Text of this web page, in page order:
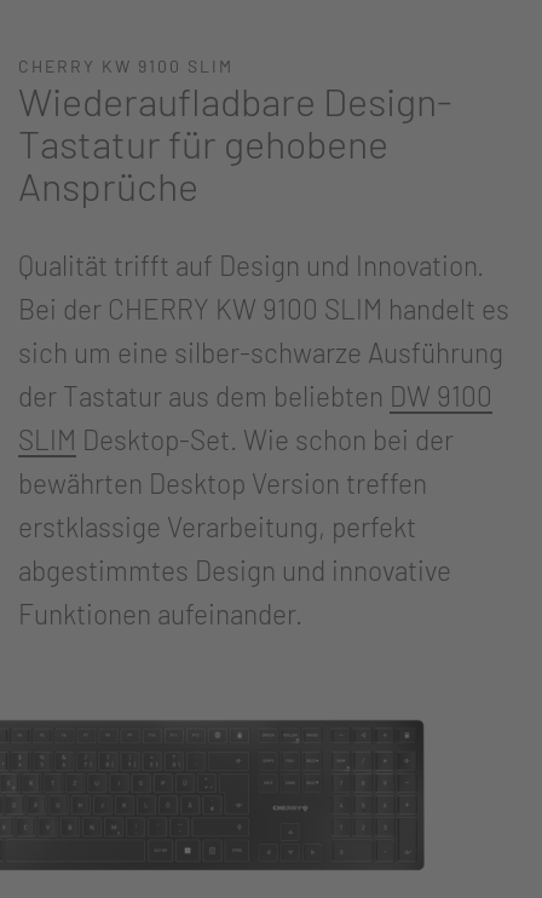
CHERRY KW 9100 SLIM
Wiederaufladbare Design-
Tastatur für gehobene
Ansprüche
Qualität trifft auf Design und Innovation.
Bei der CHERRY KW 9100 SLIM handelt es
sich um eine silber-schwarze Ausführung
der Tastatur aus dem beliebten DW 9100
SLIM Desktop-Set. Wie schon bei der
bewährten Desktop Version treffen
erstklassige Verarbeitung, perfekt
abgestimmtes Design und innovative
Funktionen aufeinander.